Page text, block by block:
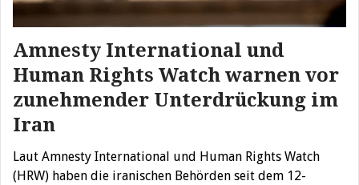
Amnesty International und
Human Rights Watch warnen vor
zunehmender Unterdrückung im
Iran
Laut Amnesty International und Human Rights Watch
(HRW) haben die iranischen Behörden seit dem 12-